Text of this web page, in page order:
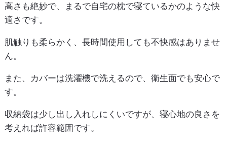
高さも絶妙で、まるで自宅の枕で寝ているかのような快
適さです。
肌触りも柔らかく、長時間使用しても不快感はありませ
ん。
また、カバーは洗濯機で洗えるので、衛生面でも安心で
す。
収納袋は少し出し入れしにくいですが、寝心地の良さを
考えれば許容範囲です。